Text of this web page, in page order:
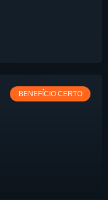
BENEFÍCIO CERTO